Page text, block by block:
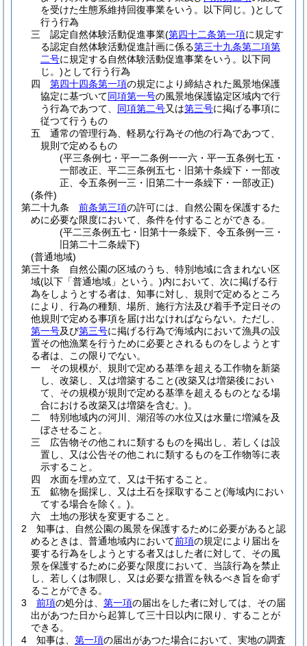
を受けた生態系維持回復事業をいう。以下同じ。)として
行う行為
三
認定自然体験活動促進事業(第四十二条第一項に規定す
る認定自然体験活動促進計画に係る第三十九条第二項第
二号に規定する自然体験活動促進事業をいう。以下同
じ。)として行う行為
四
第四十四条第一項の規定により締結された風景地保護
協定に基づいて同項第一号の風景地保護協定区域内で行
う行為であつて、 同項第二号又は第三号に掲げる事項に
従つて行うもの
五
通常の管理行為、軽易な行為その他の行為であつて、
規則で定めるもの
(平三条例七・平一二条例一一六・平一五条例七五・
一部改正、平二三条例五七・旧第十条繰下・一部改
正、令五条例一三・旧第二十一条繰下・一部改正)
(条件)
第二十九条
前条第三項の許可には、自然公園を保護するた
めに必要な限度において、条件を付することができる。
(平二三条例五七・旧第十一条繰下、令五条例一三・
旧第二十二条繰下)
(普通地域)
第三十条
自然公園の区域のうち、特別地域に含まれない区
域(以下「普通地域」という。)内において、次に掲げる行
為をしようとする者は、知事に対し、規則で定めるところ
により、行為の種類、場所、施行方法及び着手予定日その
他規則で定める事項を届け出なければならない。 ただし、
第一号及び第三号に掲げる行為で海域内において漁具の設
置その他漁業を行うために必要とされるものをしようとす
る者は、この限りでない。
一
その規模が、規則で定める基準を超える工作物を新築
し、改築し、又は増築すること(改築又は増築後におい
て、その規模が規則で定める基準を超えるものとなる場
合における改築又は増築を含む。)。
二
特別地域内の河川、湖沼等の水位又は水量に増減を及
ぼさせること。
三
広告物その他これに類するものを掲出し、若しくは設
置し、又は公告その他これに類するものを工作物等に表
示すること。
四
水面を埋め立て、又は干拓すること。
五
鉱物を掘採し、又は土石を採取すること(海域内におい
てする場合を除く。)。
六
土地の形状を変更すること。
2
知事は、自然公園の風景を保護するために必要があると認
めるときは、普通地域内において前項の規定により届出を
要する行為をしようとする者又はした者に対して、その風
景を保護するために必要な限度において、当該行為を禁止
し、若しくは制限し、又は必要な措置を執るべき旨を命ず
ることができる。
3
前項の処分は、 第一項の届出をした者に対しては、その届
出があつた日から起算して三十日以内に限り、することが
できる。
4
知事は、 第一項の届出があつた場合において、実地の調査